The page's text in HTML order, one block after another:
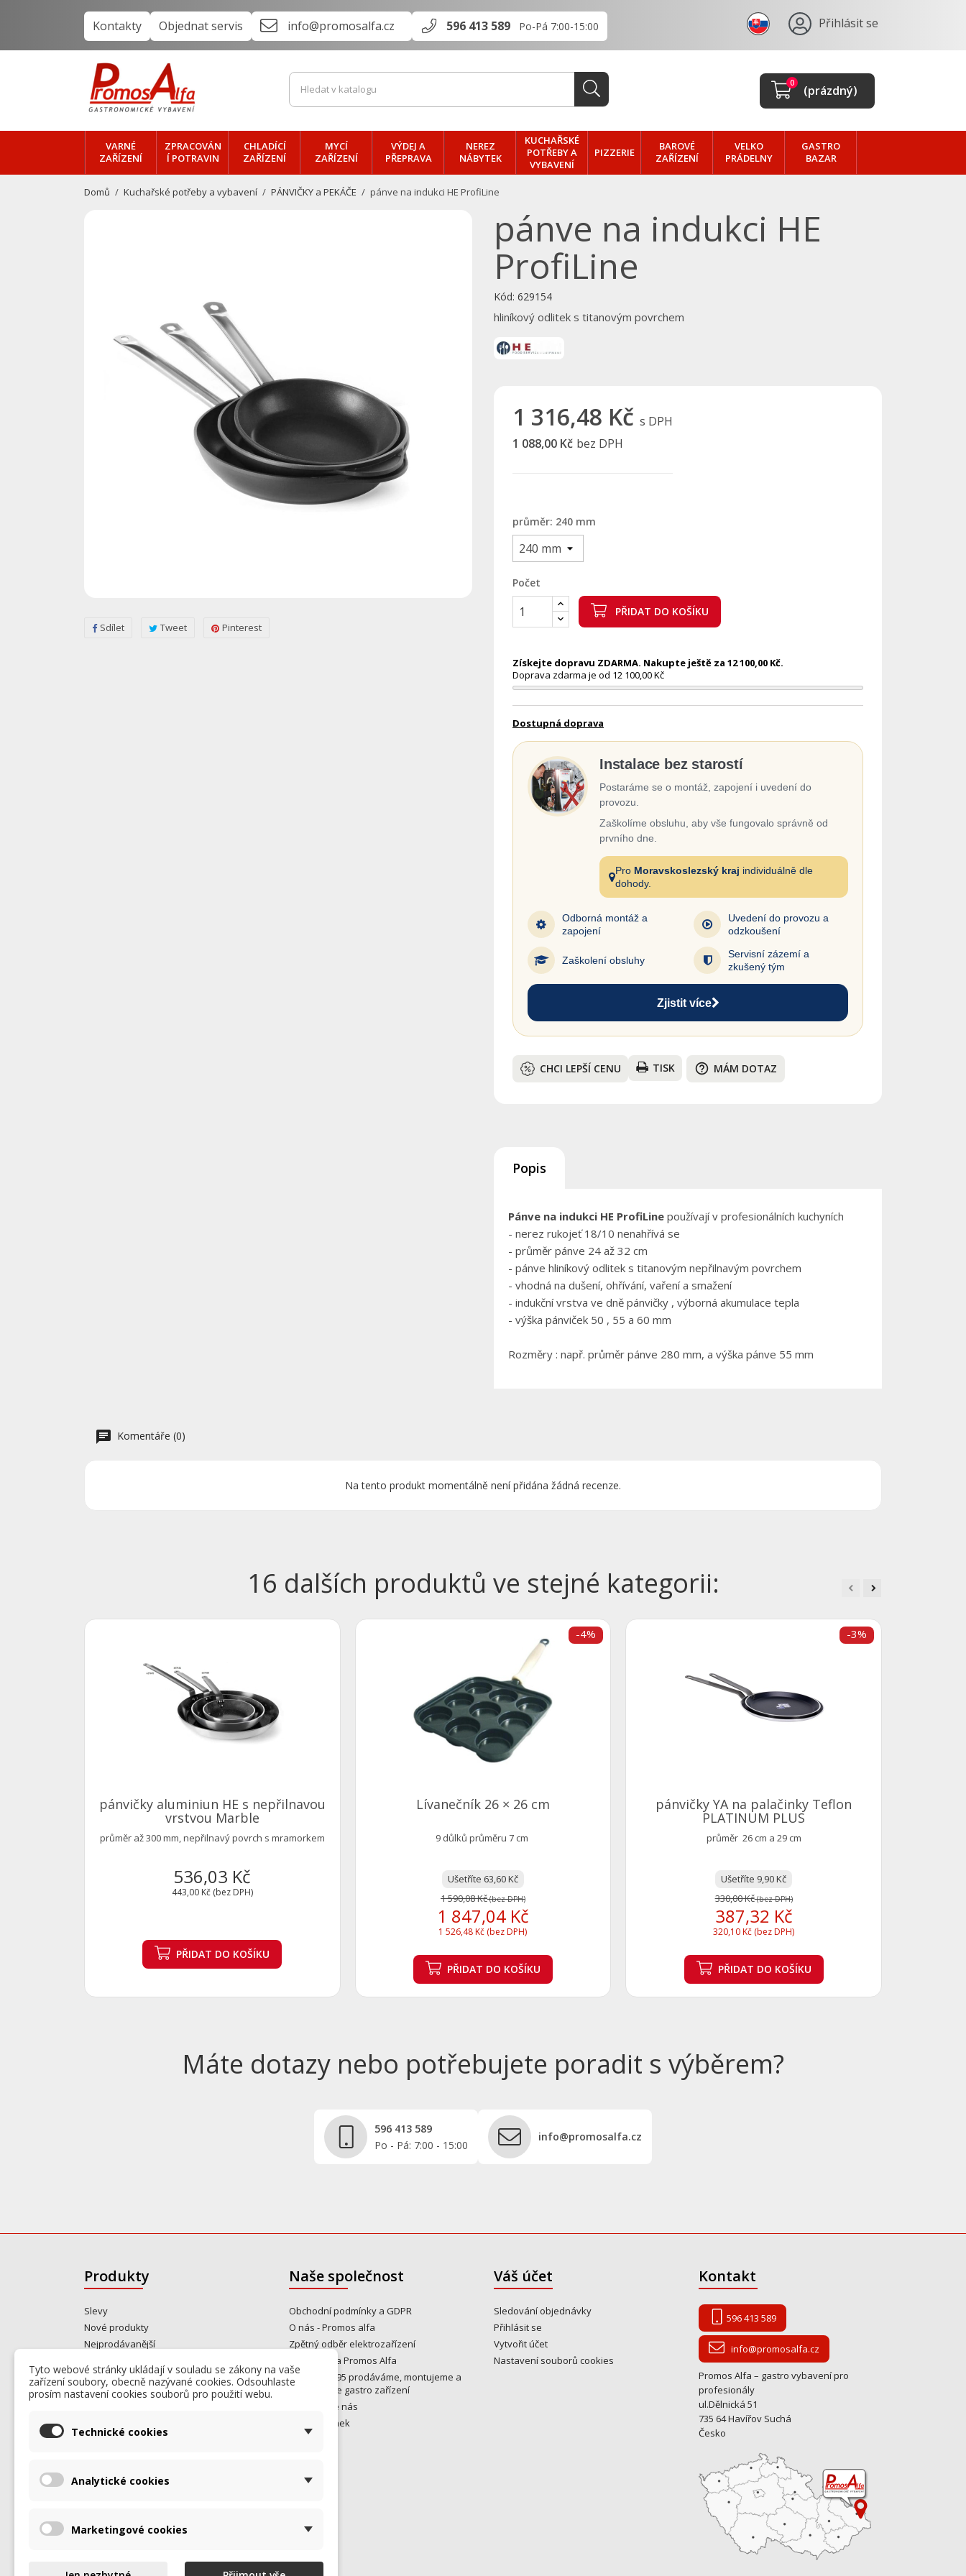
Kontakty Objednat servis info@promosalfa.cz 596 413 589 Po-Pá 7:00-15:00 Přihlásit se
(prázdný)
0
VARNÉ
ZAŘÍZENÍ
ZPRACOVÁN
Í POTRAVIN
CHLADÍCÍ
ZAŘÍZENÍ
MYCÍ
ZAŘÍZENÍ
VÝDEJ A
PŘEPRAVA
NEREZ
NÁBYTEK
KUCHAŘSKÉ
POTŘEBY A
VYBAVENÍ
PIZZERIE
BAROVÉ
ZAŘÍZENÍ
VELKO
PRÁDELNY
GASTRO
BAZAR
Domů Kuchařské potřeby a vybavení PÁNVIČKY a PEKÁČE pánve na indukci HE ProfiLine
Sdílet Tweet Pinterest
pánve na indukci HE
ProfiLine
Kód: 629154
hliníkový odlitek s titanovým povrchem
1 316,48 Kč s DPH
1 088,00 Kč bez DPH
průměr: 240 mm
Počet
PŘIDAT DO KOŠÍKU
Získejte dopravu ZDARMA. Nakupte ještě za 12 100,00 Kč.
Doprava zdarma je od 12 100,00 Kč
Dostupná doprava
Instalace bez starostí
Postaráme se o montáž, zapojení i uvedení do
provozu.
Zaškolíme obsluhu, aby vše fungovalo správně od
prvního dne.
Pro Moravskoslezský kraj individuálně dle
dohody.
Odborná montáž a
zapojení
Uvedení do provozu a
odzkoušení
Zaškolení obsluhy
Servisní zázemí a
zkušený tým
Zjistit více
CHCI LEPŠÍ CENU TISK help_outline MÁM DOTAZ
Popis
Pánve na indukci HE ProfiLine používají v profesionálních kuchyních
- nerez rukojeť 18/10 nenahřívá se
- průměr pánve 24 až 32 cm
- pánve hliníkový odlitek s titanovým nepřilnavým povrchem
- vhodná na dušení, ohřívání, vaření a smažení
- indukční vrstva ve dně pánvičky , výborná akumulace tepla
- výška pánviček 50 , 55 a 60 mm
Rozměry : např. průměr pánve 280 mm, a výška pánve 55 mm
Komentáře (0)
Na tento produkt momentálně není přidána žádná recenze.
16 dalších produktů ve stejné kategorii:
pánvičky aluminiun HE s nepřilnavou
vrstvou Marble
průměr až 300 mm, nepřilnavý povrch s mramorkem
536,03 Kč
443,00 Kč (bez DPH)
PŘIDAT DO KOŠÍKU
Lívanečník 26 × 26 cm
9 důlků průměru 7 cm
Ušetříte 63,60 Kč
1 590,08 Kč(bez DPH)
-4%
1 847,04 Kč
1 526,48 Kč (bez DPH)
PŘIDAT DO KOŠÍKU
pánvičky YA na palačinky Teflon
PLATINUM PLUS
průměr 26 cm a 29 cm
Ušetříte 9,90 Kč
330,00 Kč(bez DPH)
-3%
387,32 Kč
320,10 Kč (bez DPH)
PŘIDAT DO KOŠÍKU
Máte dotazy nebo potřebujete poradit s výběrem?
596 413 589
Po - Pá: 7:00 - 15:00
info@promosalfa.cz
Produkty
Slevy
Nové produkty
Nejprodávanější
Naše společnost
Obchodní podmínky a GDPR
O nás - Promos alfa
Zpětný odběr elektrozařízení
Kontakty na Promos Alfa
Od roku 1995 prodáváme, montujeme a
opravujeme gastro zařízení
Kontaktujte nás
Mapa stránek
Váš účet
Sledování objednávky
Přihlásit se
Vytvořit účet
Nastavení souborů cookies
Kontakt
596 413 589
info@promosalfa.cz
Promos Alfa – gastro vybavení pro
profesionály
ul.Dělnická 51
735 64 Havířov Suchá
Česko
Tyto webové stránky ukládají v souladu se zákony na vaše
zařízení soubory, obecně nazývané cookies. Odsouhlaste
prosím nastavení cookies souborů pro použití webu.
Technické cookies
Analytické cookies
Marketingové cookies